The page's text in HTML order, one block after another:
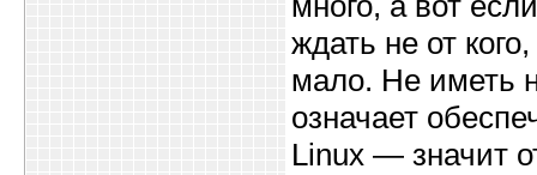
ждать не от
мало. Не иметь
означает
Linux — значит